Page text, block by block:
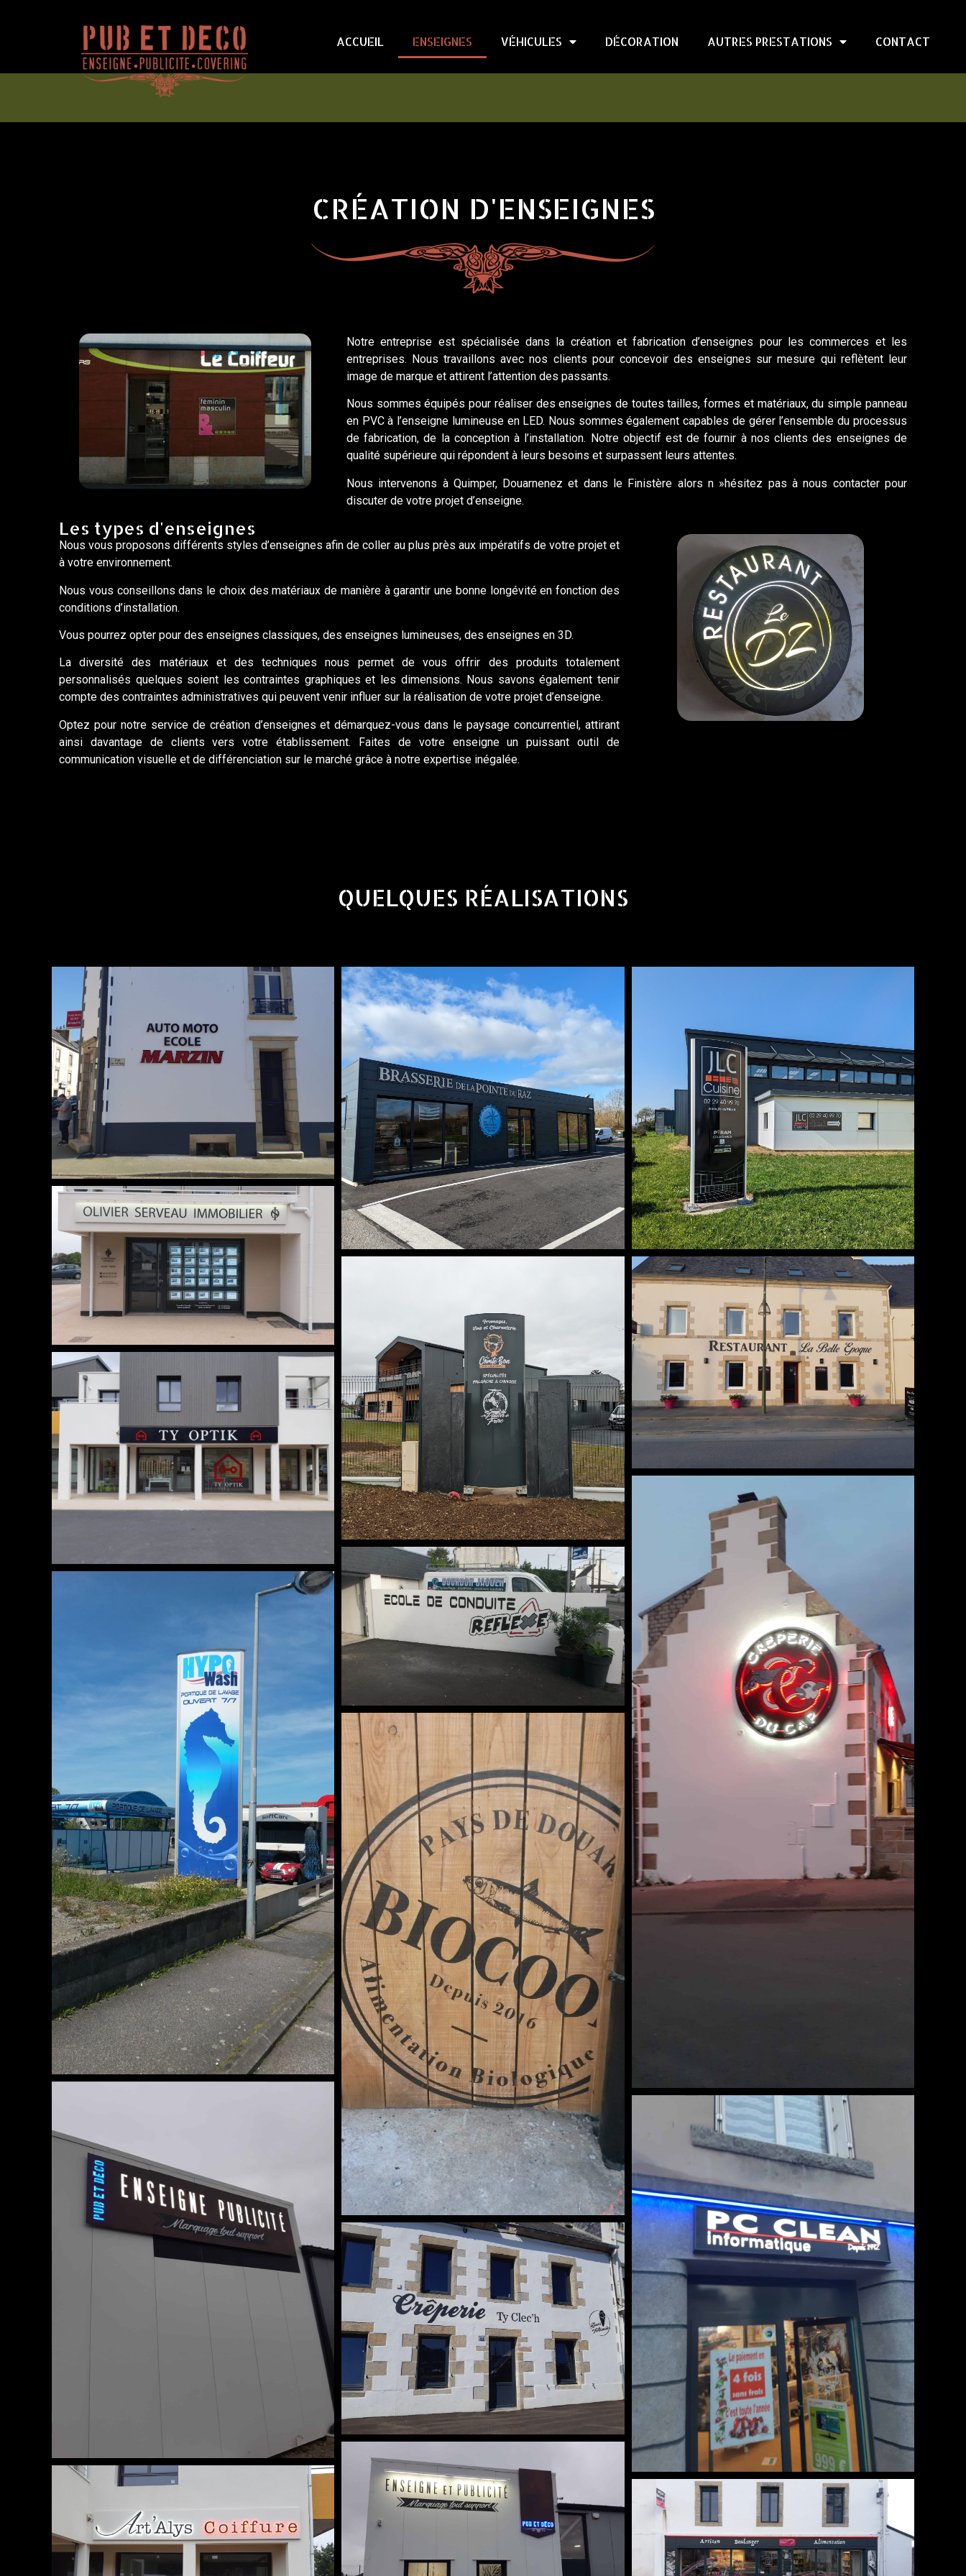
ACCUEIL ENSEIGNES VÉHICULES DÉCORATION AUTRES PRESTATIONS CONTACT
CRÉATION D'ENSEIGNES
Notre entreprise est spécialisée dans la création et fabrication d’enseignes pour les commerces et les
entreprises. Nous travaillons avec nos clients pour concevoir des enseignes sur mesure qui reflètent leur
image de marque et attirent l’attention des passants.
Nous sommes équipés pour réaliser des enseignes de toutes tailles, formes et matériaux, du simple panneau
en PVC à l’enseigne lumineuse en LED. Nous sommes également capables de gérer l’ensemble du processus
de fabrication, de la conception à l’installation. Notre objectif est de fournir à nos clients des enseignes de
qualité supérieure qui répondent à leurs besoins et surpassent leurs attentes.
Nous intervenons à Quimper, Douarnenez et dans le Finistère alors n »hésitez pas à nous contacter pour
discuter de votre projet d’enseigne.
Les types d'enseignes
Nous vous proposons différents styles d’enseignes afin de coller au plus près aux impératifs de votre projet et
à votre environnement.
Nous vous conseillons dans le choix des matériaux de manière à garantir une bonne longévité en fonction des
conditions d’installation.
Vous pourrez opter pour des enseignes classiques, des enseignes lumineuses, des enseignes en 3D.
La diversité des matériaux et des techniques nous permet de vous offrir des produits totalement
personnalisés quelques soient les contraintes graphiques et les dimensions. Nous savons également tenir
compte des contraintes administratives qui peuvent venir influer sur la réalisation de votre projet d’enseigne.
Optez pour notre service de création d’enseignes et démarquez-vous dans le paysage concurrentiel, attirant
ainsi davantage de clients vers votre établissement. Faites de votre enseigne un puissant outil de
communication visuelle et de différenciation sur le marché grâce à notre expertise inégalée.
QUELQUES RÉALISATIONS